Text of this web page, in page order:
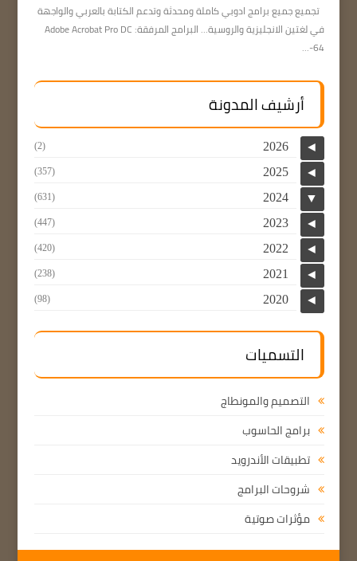
تجميع جميع برامج ادوبي كاملة ومحدثة وتدعم الكتابة بالعربي والواجهة
في لغتين الانجليزية والروسية… البرامج المرفقة: Adobe Acrobat Pro DC
64-...
أرشيف المدونة
◄
2026
(2)
◄
2025
(357)
▼
2024
(631)
◄
2023
(447)
◄
2022
(420)
◄
2021
(238)
◄
2020
(98)
التسميات
التصميم والمونطاج
برامج الحاسوب
تطبيقات الأندرويد
شروحات البرامج
مؤثرات صوتية